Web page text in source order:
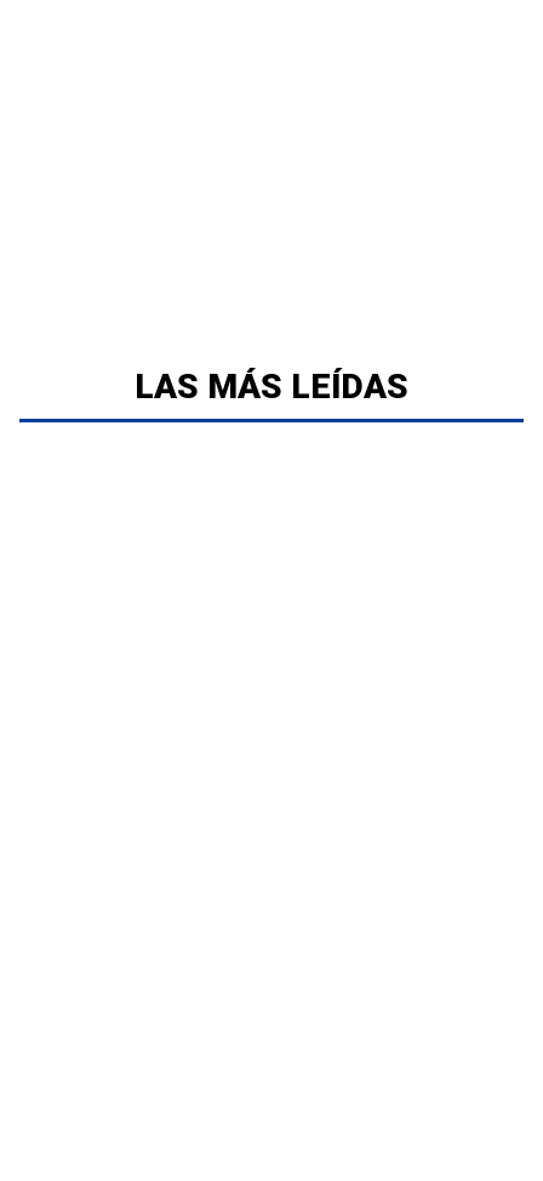
LAS MÁS LEÍDAS